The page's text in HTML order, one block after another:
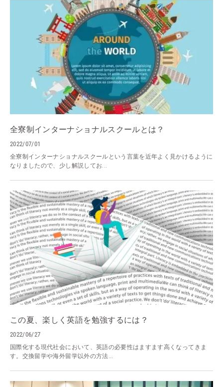
全寮制インターナショナルスクールとは？
2022/07/01
全寮制インターナショナルスクールという言葉を近年よく見かけるように
なりましたので、少し解説してお...
この夏、楽しく英語を勉強するには？
2022/06/27
国際化する現代社会において、英語の必要性はますます高くなってきま
す。交換留学や海外留学以外の方法...